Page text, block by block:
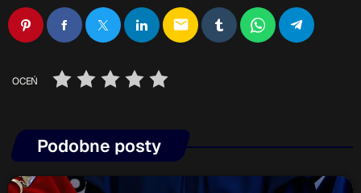
18:00 - 18:05
email
OCEŃ
Podobne posty